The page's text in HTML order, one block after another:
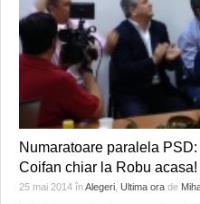
Numaratoare paralela
Coifan chiar la Robu acasa!
25 mai 2014 înAlegeri Ultima ora de